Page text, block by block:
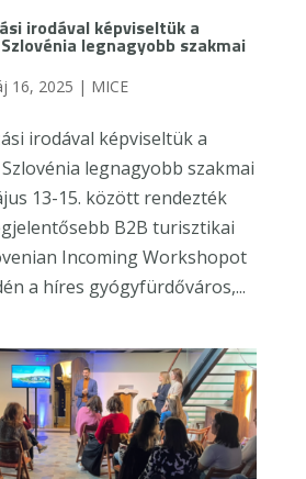
irodával képviseltük a
legnagyobb szakmai
16, 2025 | MICE
irodával képviseltük a
legnagyobb szakmai
13-15. között rendezték
B2B turisztikai
Incoming Workshopot
a híres gyógyfürdőváros,...